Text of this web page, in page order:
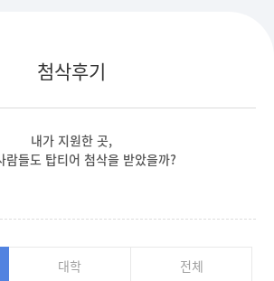
첨삭후기
내가 지원한 곳,
람들도 탑티어 첨삭을 받았을까?
대학 전체